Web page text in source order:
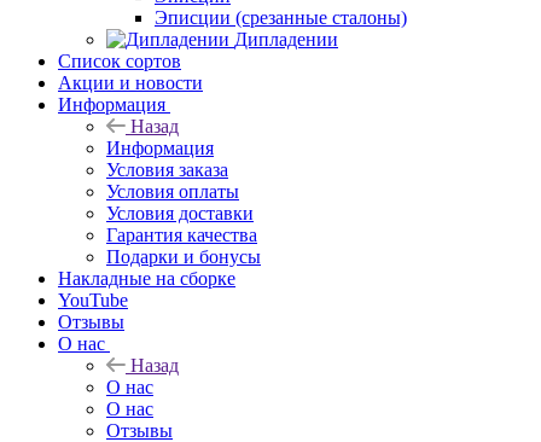
Эписции (срезанные сталоны)
Дипладении
Список сортов
Акции и новости
Информация
Назад
Информация
Условия заказа
Условия оплаты
Условия доставки
Гарантия качества
Подарки и бонусы
Накладные на сборке
YouTube
Отзывы
О нас
Назад
О нас
О нас
Отзывы